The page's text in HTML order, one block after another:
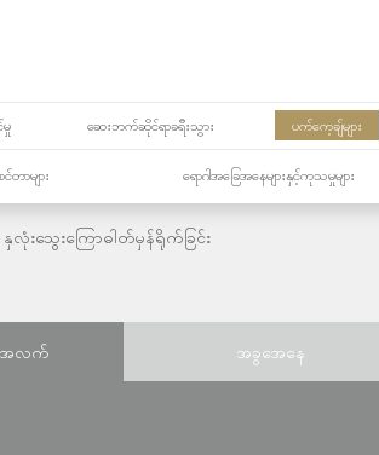
မှု ဆေးဘက်ဆိုင်ရာခရီးသွား ပက်ကေ့ချ်များ
ာများ ရောဂါအခြေအနေများနှင့်ကုသမှုများ
နှလုံးသွေးကြောဓါတ်မှန်ရိုက်ခြင်း
အလက် အခွအေနေ